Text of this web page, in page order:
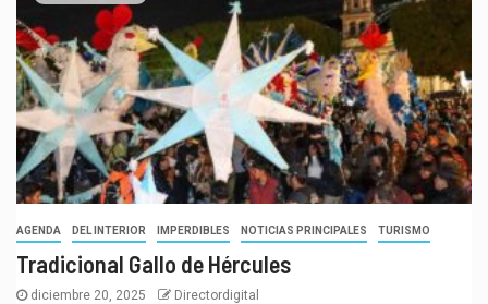
AGENDA DEL INTERIOR IMPERDIBLES NOTICIAS PRINCIPALES TURISMO
Tradicional Gallo de Hércules
diciembre 20, 2025 Directordigital